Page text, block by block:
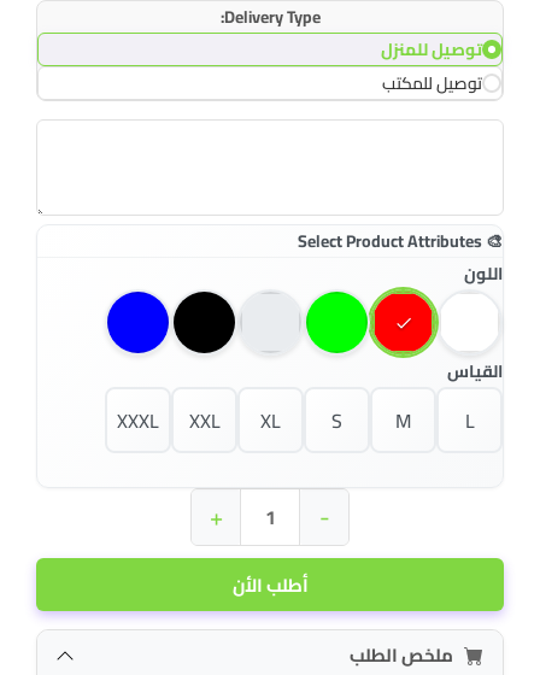
Delivery Type:
توصيل للمنزل
توصيل للمكتب
اللون
القياس
L
M
S
XL
XXL
XXXL
أطلب الأن
-
+
ملخص الطلب